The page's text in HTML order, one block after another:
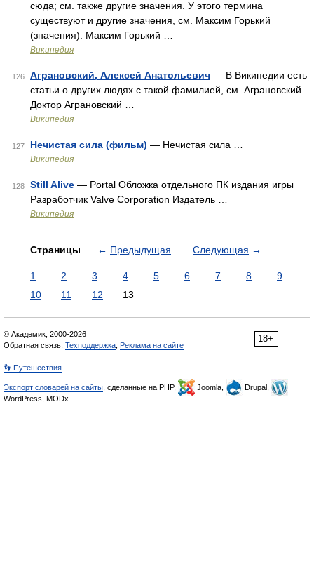
сюда; см. также другие значения. У этого термина
существуют и другие значения, см. Максим Горький
(значения). Максим Горький …
Википедия
126 Аграновский, Алексей Анатольевич — В Википедии есть
статьи о других людях с такой фамилией, см. Аграновский.
Доктор Аграновский …
Википедия
127 Нечистая сила (фильм) — Нечистая сила …
Википедия
128 Still Alive — Portal Обложка отдельного ПК издания игры
Разработчик Valve Corporation Издатель …
Википедия
Страницы ← Предыдущая Следующая →
1 2 3 4 5 6 7 8
9
10
11 12 13
18+
© Академик, 2000-2026
Обратная связь: Техподдержка Реклама на сайте
👣 Путешествия
Экспорт словарей на сайты , сделанные на PHP, Joomla,
Drupal,
WordPress, MODx.